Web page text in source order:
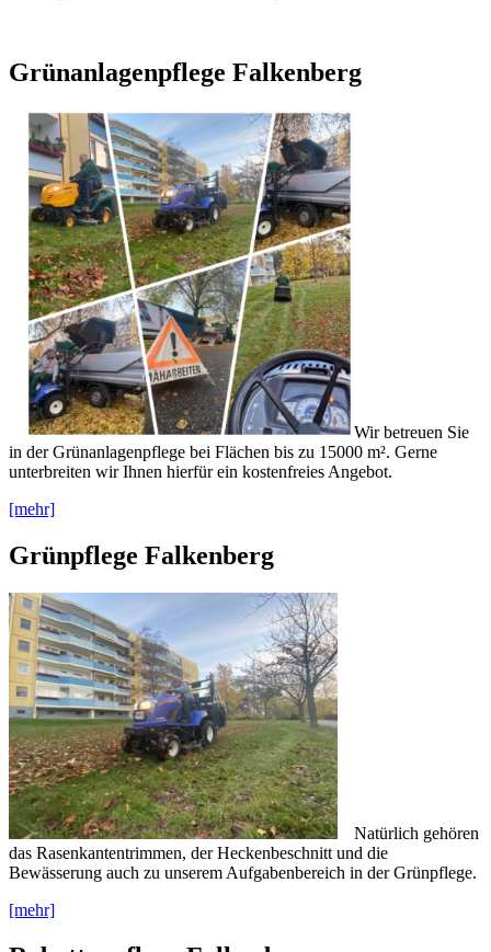
Grünanlagenpflege Falkenberg
Wir betreuen Sie
in der Grünanlagenpflege bei Flächen bis zu 15000 m². Gerne
unterbreiten wir Ihnen hierfür ein kostenfreies Angebot.
[mehr]
Grünpflege Falkenberg
Natürlich gehören
das Rasenkantentrimmen, der Heckenbeschnitt und die
Bewässerung auch zu unserem Aufgabenbereich in der Grünpflege.
[mehr]